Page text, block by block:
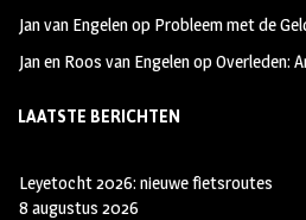
Jan van Engelenop Probleem met de
Jan en Roos van EngelenopOverleden:
LAATSTE BERICHTEN
Leyetocht 2026: nieuwe fietsroutes
8 augustus 2026